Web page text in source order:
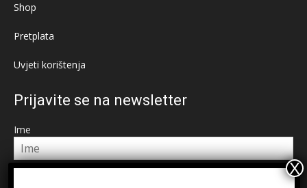
Shop
Pretplata
Uvjeti korištenja
Prijavite se na newsletter
Ime